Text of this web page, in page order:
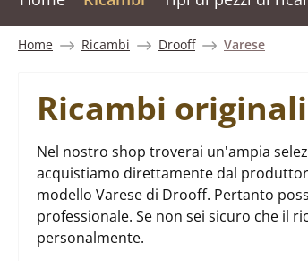
Home Ricambi Drooff Varese
Ricambi
Nel nostro shop troverai un'ampia
acquistiamo direttamente dal
modello Varese di Drooff. Pertanto
professionale. Se non sei sicuro che il
personalmente.